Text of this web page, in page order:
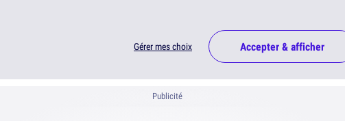
Gérer mes choix Accepter & afficher
Publicité